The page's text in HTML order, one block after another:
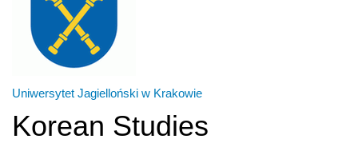
Uniwersytet Jagielloński w Krakowie
Korean Studies